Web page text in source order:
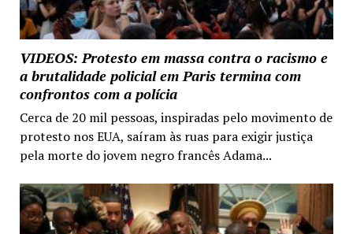
VIDEOS: Protesto em massa contra o racismo e
a brutalidade policial em Paris termina com
confrontos com a polícia
Cerca de 20 mil pessoas, inspiradas pelo movimento de
protesto nos EUA, saíram às ruas para exigir justiça
pela morte do jovem negro francês Adama...